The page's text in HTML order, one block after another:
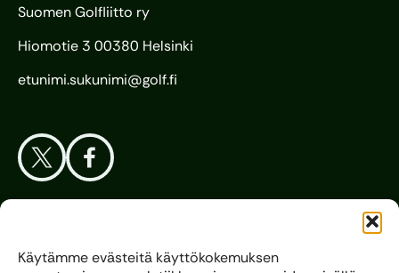
Käytämme evästeitä käyttökokemuksen
Suomen Golfliitto ry
Hiomotie 3 00380 Helsinki
etunimi.sukunimi@golf.fi